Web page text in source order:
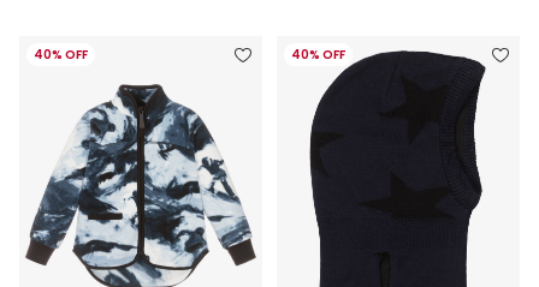
40% OFF 40% OFF